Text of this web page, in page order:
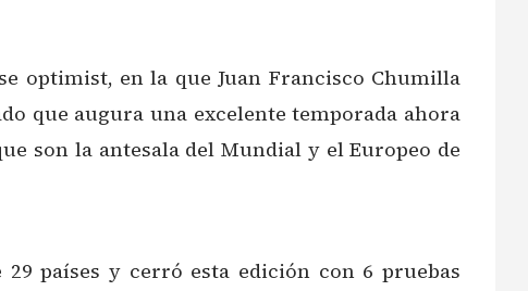
optimist, en la que Juan Francisco Chumilla
que augura una excelente temporada ahora
son la antesala del Mundial y el Europeo de
países y cerró esta edición con 6 pruebas